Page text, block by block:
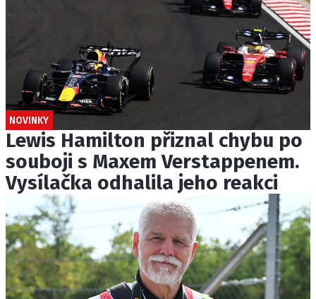
NOVINKY
Lewis Hamilton přiznal chybu po
souboji s Maxem Verstappenem.
Vysílačka odhalila jeho reakci